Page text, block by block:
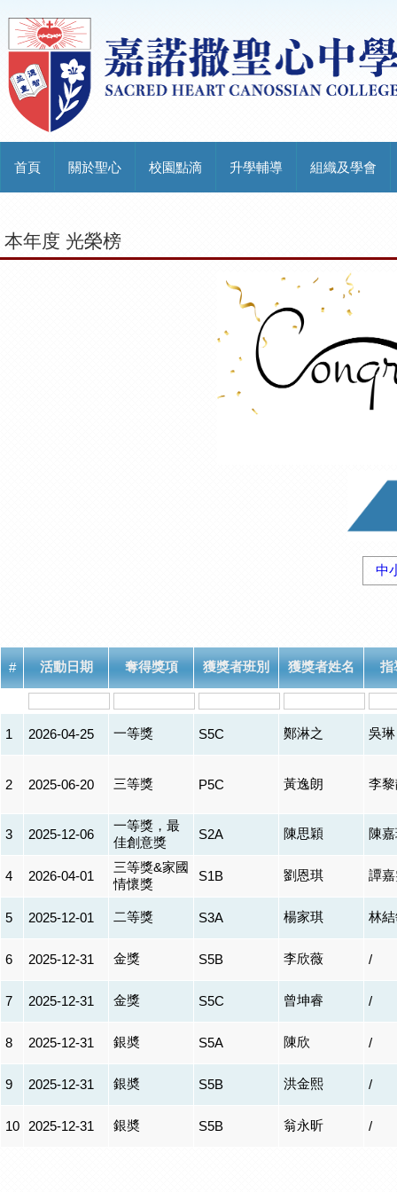
首頁 關於聖心 校園點滴 升學輔導 組織及學會
本年度 光榮榜
中
# 活動日期 奪得獎項 獲獎者班別 獲獎者姓名 指
1 2026-04-25 一等獎 S5C 鄭淋之 吳琳
2 2025-06-20 三等獎 P5C 黃逸朗 李
3 2025-12-06
一等獎，最
佳創意獎
S2A 陳思穎 陳
4 2026-04-01
三等獎&家國
情懷獎
S1B 劉恩琪 譚
5 2025-12-01 二等獎 S3A 楊家琪 林
6 2025-12-31 金獎 S5B 李欣薇 /
7 2025-12-31 金獎 S5C 曾坤睿 /
8 2025-12-31 銀奬 S5A 陳欣 /
9 2025-12-31 銀奬 S5B 洪金熙 /
10 2025-12-31 銀奬 S5B 翁永昕 /